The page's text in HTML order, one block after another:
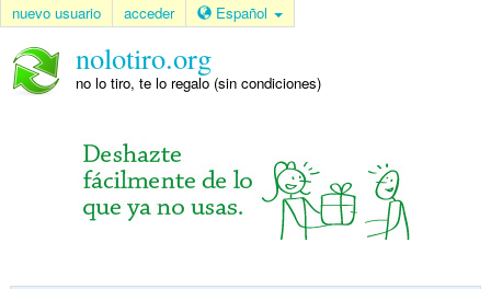
nuevo usuario acceder Español
nolotiro.org
no lo tiro, te lo regalo (sin condiciones)